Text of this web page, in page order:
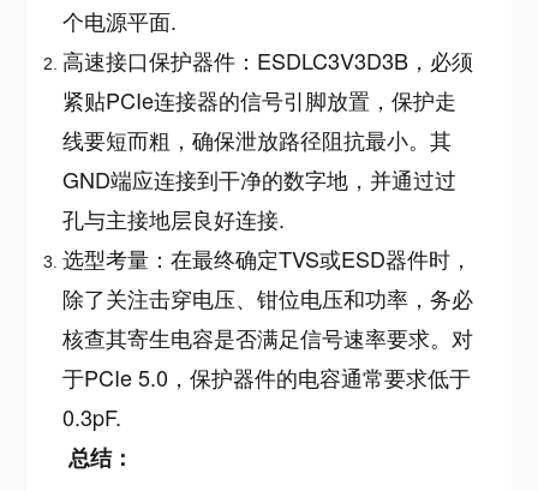
个电源平面.
高速接口保护器件：ESDLC3V3D3B，必须
紧贴PCIe连接器的信号引脚放置，保护走
线要短而粗，确保泄放路径阻抗最小。其
GND端应连接到干净的数字地，并通过过
孔与主接地层良好连接.
选型考量：在最终确定TVS或ESD器件时，
除了关注击穿电压、钳位电压和功率，务必
核查其寄生电容是否满足信号速率要求。对
于PCIe 5.0，保护器件的电容通常要求低于
0.3pF.
总结：